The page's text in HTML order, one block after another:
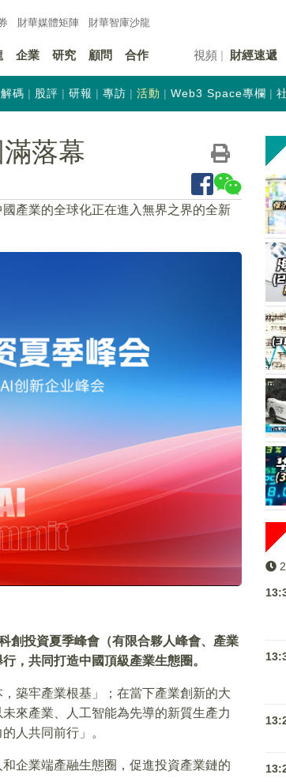
財華媒體矩陣 財華智庫沙龍
企業 研究 顧問 合作 視頻 財經速遞
碼 股評 研報 專訪 活動 Web3 Space專欄
落幕
產業的全球化正在進入無界之界的全新
創投資夏季峰會（有限合夥人峰會、產業
，共同打造中國頂級產業生態圈。
築牢產業根基」；在當下產業創新的大
來產業、人工智能為先導的新質生產力
人共同前行」。
企業端產融生態圈，促進投資產業鏈的